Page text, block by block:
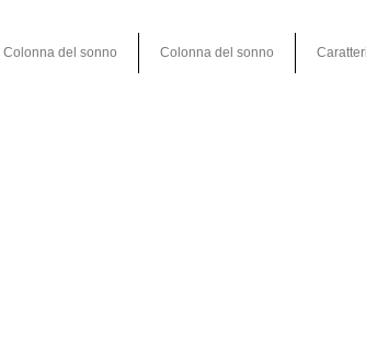
Colonna del sonno Colonna del sonno